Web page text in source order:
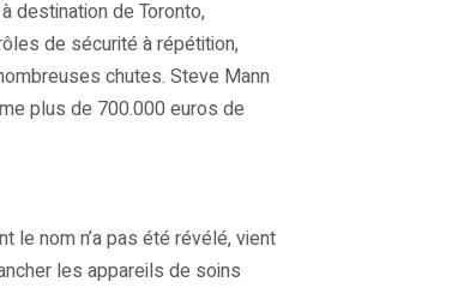
destination de Toronto,
de sécurité à répétition,
chutes. Steve Mann
plus de 700.000 euros de
le nom n’a pas été révélé, vient
les appareils de soins